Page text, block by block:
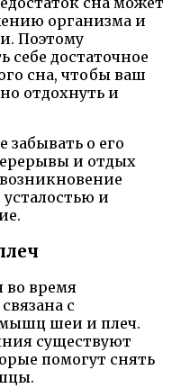
организма и
Поэтому
себе достаточное
сна, чтобы ваш
отдохнуть и
забывать о его
и отдых
и
во время
с
шеи и плеч.
существуют
помогут снять